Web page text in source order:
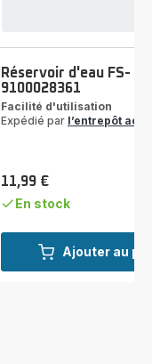
Ajouter au
Réservoir d'eau FS-
9100028361
Facilité d'utilisation
Expédié par l’entrepôt
Prix
11,99 €
En stock